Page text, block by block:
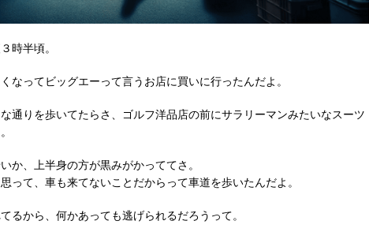
時半頃。
なってビッグエーって言うお店に買いに行ったんだよ。
通りを歩いてたらさ、ゴルフ洋品店の前にサラリーマンみたいなスーツ
か、上半身の方が黒みがかっててさ。
って、車も来てないことだからって車道を歩いたんだよ。
るから、何かあっても逃げられるだろうって。